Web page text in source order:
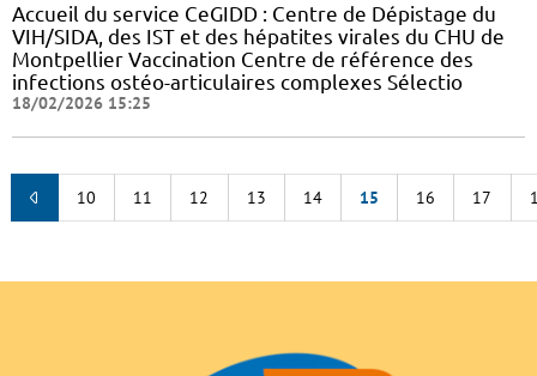
Accueil du service CeGIDD : Centre de Dépistage du
VIH/SIDA, des IST et des hépatites virales du CHU de
Montpellier Vaccination Centre de référence des
infections ostéo-articulaires complexes Sélectio
18/02/2026 15:25
10 11 12 13 14 15 16 17